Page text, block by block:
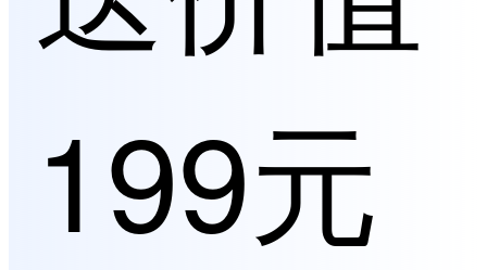
199元